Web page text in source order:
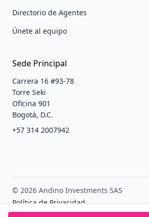
Directorio de Agentes
Únete al equipo
Sede Principal
Carrera 16 #93-78
Torre Seki
Oficina 901
Bogotá, D.C.
+57 314 2007942
© 2026 Andino Investments SAS
Política de Privacidad
Terminos y condiciones